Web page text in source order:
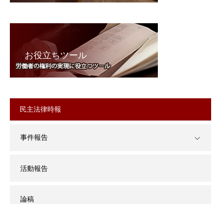
お役立ちツール
民主法律時報
事件報告
活動報告
論稿